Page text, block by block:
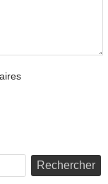
Rechercher